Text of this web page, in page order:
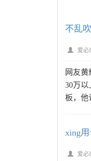
不乱
爱必
网友
30万
板，他
xing
爱必